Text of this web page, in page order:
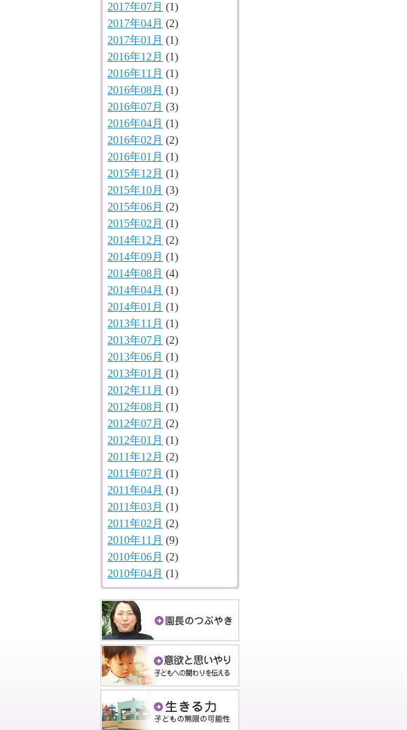
2017年07月 (1)
2017年04月 (2)
2017年01月 (1)
2016年12月 (1)
2016年11月 (1)
2016年08月 (1)
2016年07月 (3)
2016年04月 (1)
2016年02月 (2)
2016年01月 (1)
2015年12月 (1)
2015年10月 (3)
2015年06月 (2)
2015年02月 (1)
2014年12月 (2)
2014年09月 (1)
2014年08月 (4)
2014年04月 (1)
2014年01月 (1)
2013年11月 (1)
2013年07月 (2)
2013年06月 (1)
2013年01月 (1)
2012年11月 (1)
2012年08月 (1)
2012年07月 (2)
2012年01月 (1)
2011年12月 (2)
2011年07月 (1)
2011年04月 (1)
2011年03月 (1)
2011年02月 (2)
2010年11月 (9)
2010年06月 (2)
2010年04月 (1)